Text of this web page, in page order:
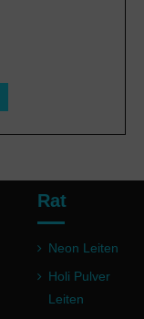
Rat
Neon Leiten
Holi Pulver
Leiten